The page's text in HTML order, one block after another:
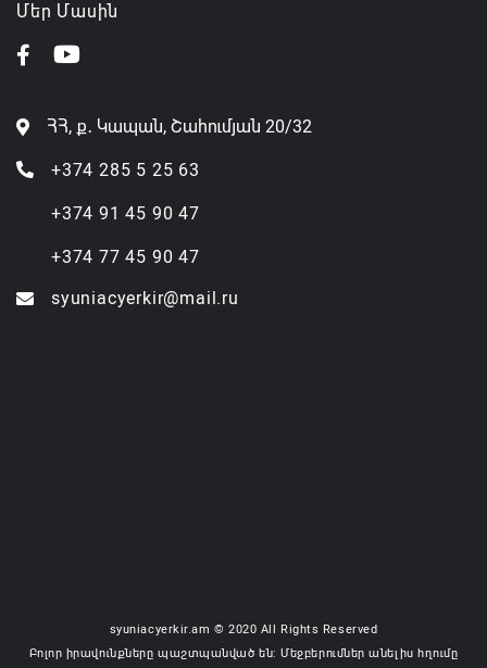
Մեր Մասին
ՀՀ, ք․ Կապան, Շահումյան 20/32
+374 285 5 25 63
+374 91 45 90 47
+374 77 45 90 47
syuniacyerkir@mail.ru
syuniacyerkir.am © 2020 All Rights Reserved
Բոլոր իրավունքները պաշտպանված են: Մեջբերումներ անելիս հղումը